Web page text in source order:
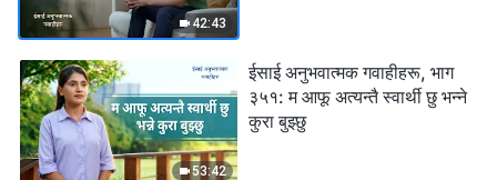
42:43
53:42
ईसाई अनुभवात्मक गवाहीहरू, भाग
३५१: म आफू अत्यन्तै स्वार्थी छु भन्ने
कुरा बुझ्छु